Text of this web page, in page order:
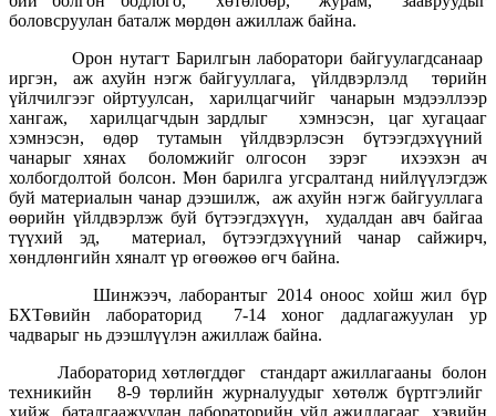
боловсруулан баталж мөрдөн ажиллаж байна.
Орон нутагт Барилгын лаборатори байгуулагдсанаар
иргэн, аж ахуйн нэгж байгууллага, үйлдвэрлэлд төрийн
үйлчилгээг ойртуулсан, харилцагчийг чанарын мэдээллээр
хангаж, харилцагчдын зардлыг хэмнэсэн, цаг хугацааг
хэмнэсэн, өдөр тутамын үйлдвэрлэсэн бүтээгдэхүүний
чанарыг хянах боломжийг олгосон зэрэг ихээхэн ач
холбогдолтой болсон. Мөн барилга угсралтанд нийлүүлэгдэж
буй материалын чанар дээшилж, аж ахуйн нэгж байгууллага
өөрийн үйлдвэрлэж буй бүтээгдэхүүн, худалдан авч байгаа
түүхий эд, материал, бүтээгдэхүүний чанар сайжирч,
хөндлөнгийн хяналт үр өгөөжөө өгч байна.
Шинжээч, лаборантыг 2014 оноос хойш жил бүр
БХТөвийн лабораторид 7-14 хоног дадлагажуулан ур
чадварыг нь дээшлүүлэн ажиллаж байна.
Лабораторид хөтлөгддөг стандарт ажиллагааны болон
техникийн 8-9 төрлийн журналуудыг хөтөлж бүртгэлийг
хийж баталгаажуулан лабораторийн үйл ажиллагааг хэвийн